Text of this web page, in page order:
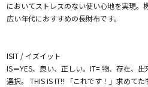
においてストレスのない使い心地を実現。
広い年代におすすめの長財布です。
ISIT / イズイット
IS＝YES、良い、正しい。IT= 物、存在、
選択。 THIS IS IT!! 「これです！」求めて